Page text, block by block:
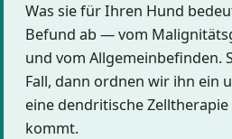
Was sie für Ihren Hund
Befund ab — vom
und vom Allgemeinbefinden.
Fall, dann ordnen wir ihn ein
eine dendritische
kommt.